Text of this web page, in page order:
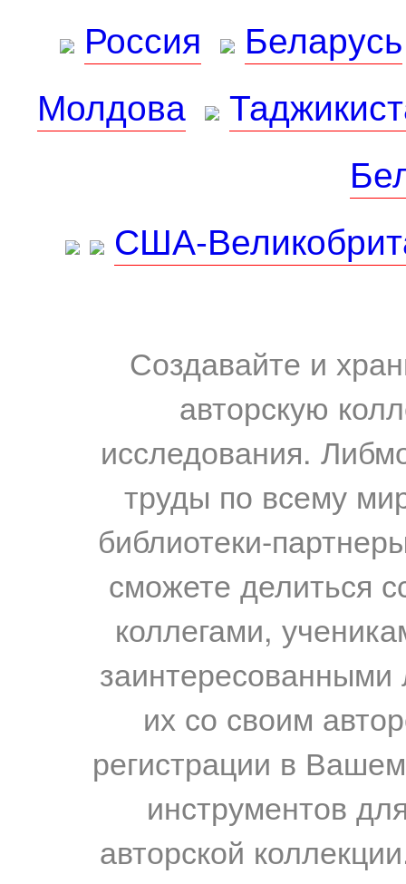
Россия
Беларусь
Молдова
США-
Создавайте и
авторскую
исследования.
труды по всему
библиотеки-
сможете делиться
коллегами,
их со своим
регистрации в
инструментов
авторской